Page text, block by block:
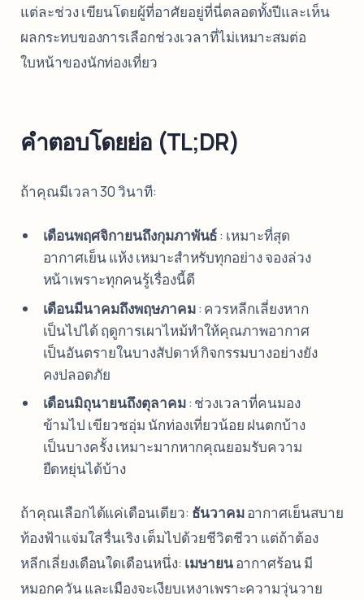
แต่ละช่วง เขียนโดยผู้ที่อาศัยอยู่ที่นี่ตลอดทั้งปีและเห็น
ผลกระทบของการเลือกช่วงเวลาที่ไม่เหมาะสมต่อ
ใบหน้าของนักท่องเที่ยว
คำตอบโดยย่อ (TL;DR)
ถ้าคุณมีเวลา 30 วินาที:
เดือนพฤศจิกายนถึงกุมภาพันธ์: เหมาะที่สุด
อากาศเย็น แห้ง เหมาะสำหรับทุกอย่าง จองล่วง
หน้าเพราะทุกคนรู้เรื่องนี้ดี
เดือนมีนาคมถึงพฤษภาคม: ควรหลีกเลี่ยงหาก
เป็นไปได้ ฤดูการเผาไหม้ทำให้คุณภาพอากาศ
เป็นอันตรายในบางสัปดาห์ กิจกรรมบางอย่างยัง
คงปลอดภัย
เดือนมิถุนายนถึงตุลาคม: ช่วงเวลาที่คนมอง
ข้ามไป เขียวชอุ่ม นักท่องเที่ยวน้อย ฝนตกบ้าง
เป็นบางครั้ง เหมาะมากหากคุณยอมรับความ
ยืดหยุ่นได้บ้าง
ถ้าคุณเลือกได้แค่เดือนเดียว: ธันวาคมอากาศเย็นสบาย
ท้องฟ้าแจ่มใส รื่นเริง เต็มไปด้วยชีวิตชีวา แต่ถ้าต้อง
หลีกเลี่ยงเดือนใดเดือนหนึ่ง: เมษายนอากาศร้อน มี
หมอกควัน และเมืองจะเงียบเหงาเพราะความวุ่นวาย